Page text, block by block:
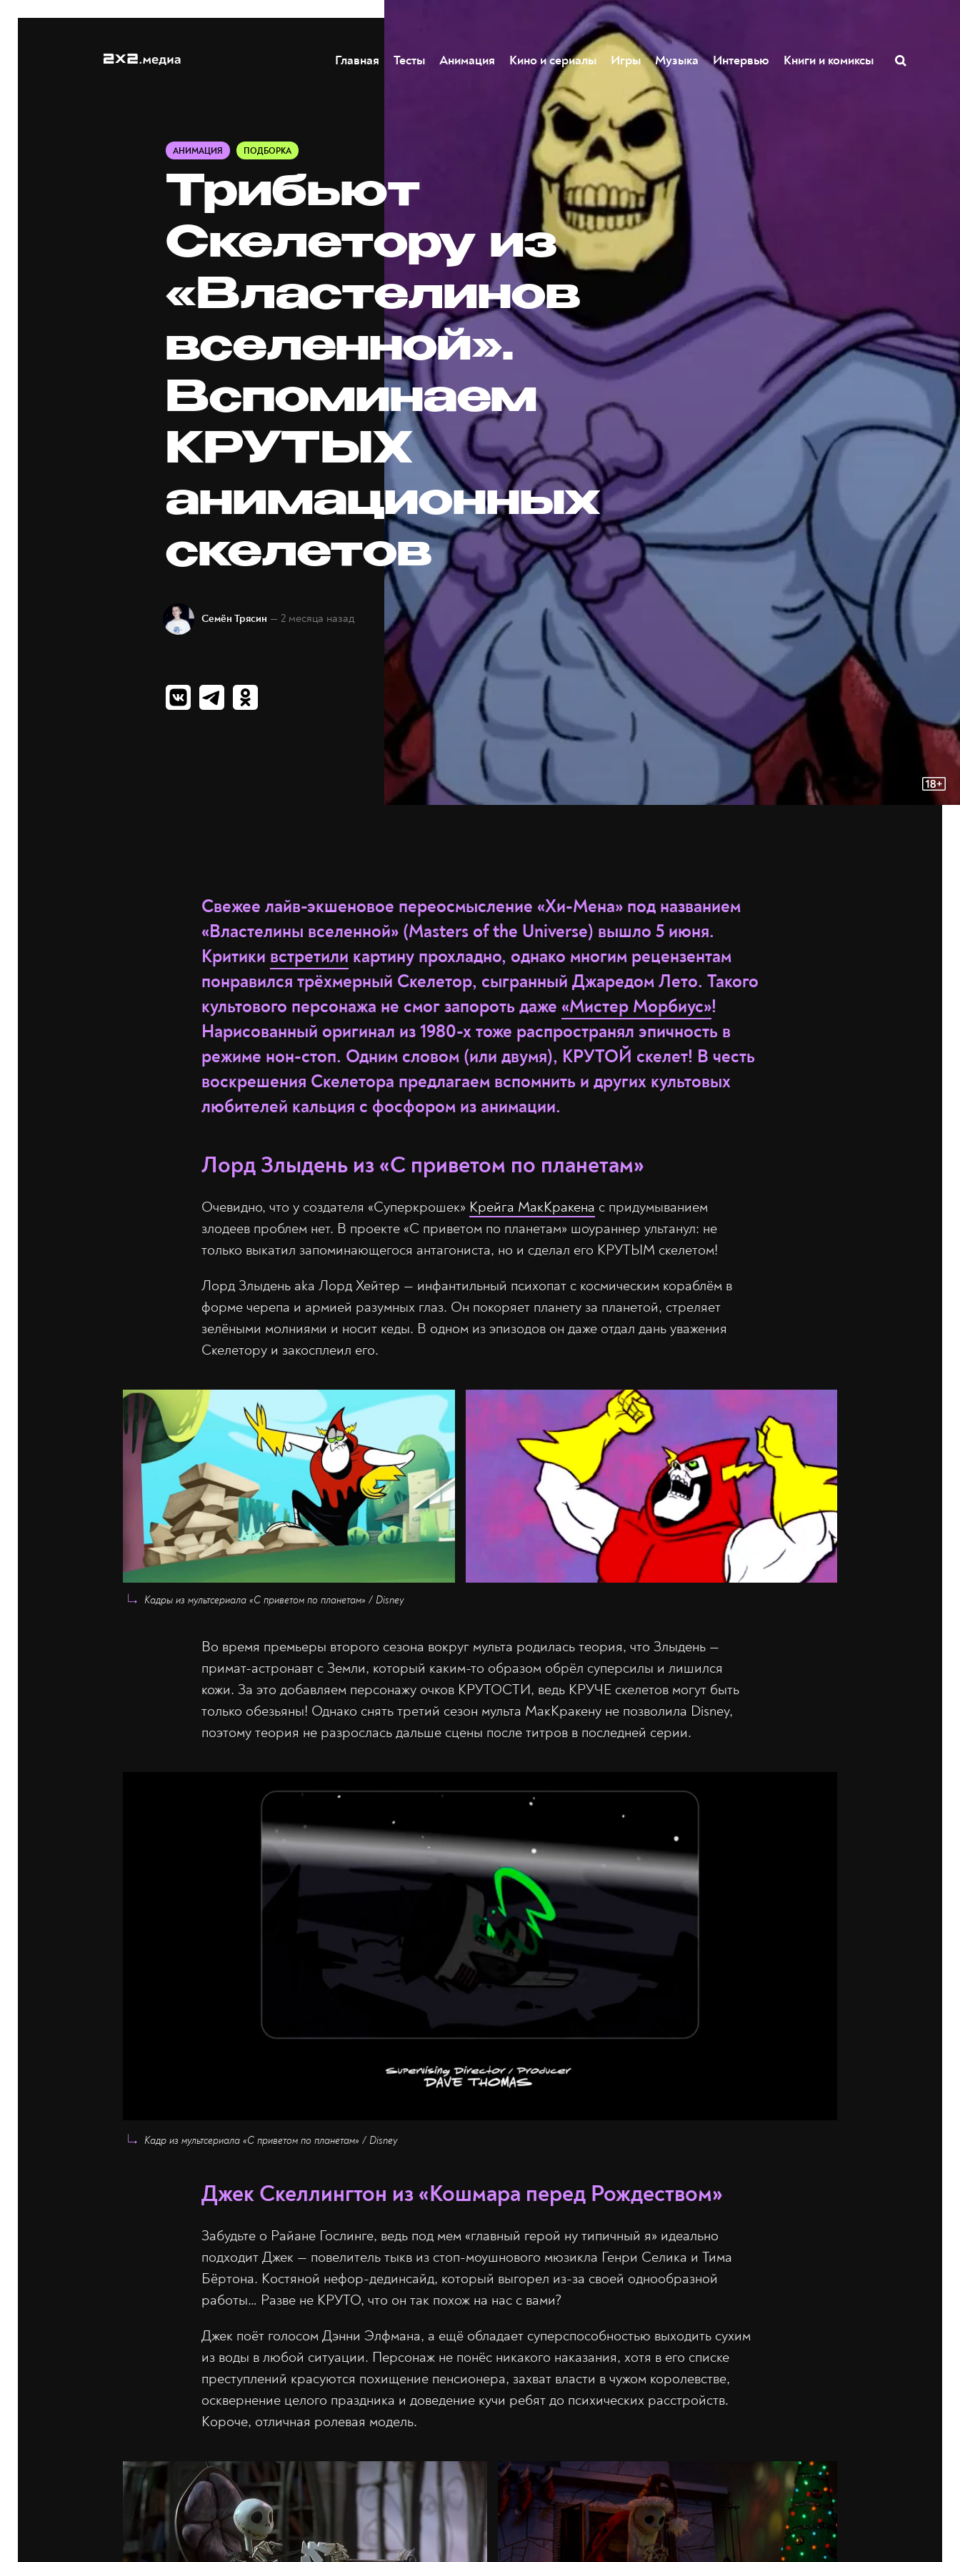
Главная Тесты Анимация Кино и сериалы Игры Музыка Интервью Книги и комиксы
АНИМАЦИЯ ПОДБОРКА
Трибьют
Скелетору из
«Властелинов
вселенной».
Вспоминаем
КРУТЫХ
анимационных
скелетов
Семён Трясин — 2 месяца назад
Свежее лайв-экшеновое переосмысление «Хи-Мена» под названием
«Властелины вселенной» (Masters of the Universe) вышло 5 июня.
Критики встретили картину прохладно, однако многим рецензентам
понравился трёхмерный Скелетор, сыгранный Джаредом Лето. Такого
культового персонажа не смог запороть даже «Мистер Морбиус»!
Нарисованный оригинал из 1980-х тоже распространял эпичность в
режиме нон-стоп. Одним словом (или двумя), КРУТОЙ скелет! В честь
воскрешения Скелетора предлагаем вспомнить и других культовых
любителей кальция с фосфором из анимации.
Лорд Злыдень из «С приветом по планетам»
Очевидно, что у создателя «Суперкрошек» Крейга МакКракена с придумыванием
злодеев проблем нет. В проекте «С приветом по планетам» шоураннер ультанул: не
только выкатил запоминающегося антагониста, но и сделал его КРУТЫМ скелетом!
Лорд Злыдень aka Лорд Хейтер — инфантильный психопат с космическим кораблём в
форме черепа и армией разумных глаз. Он покоряет планету за планетой, стреляет
зелёными молниями и носит кеды. В одном из эпизодов он даже отдал дань уважения
Скелетору и закосплеил его.
Кадры из мультсериала «С приветом по планетам» / Disney
Во время премьеры второго сезона вокруг мульта родилась теория, что Злыдень —
примат-астронавт с Земли, который каким-то образом обрёл суперсилы и лишился
кожи. За это добавляем персонажу очков КРУТОСТИ, ведь КРУЧЕ скелетов могут быть
только обезьяны! Однако снять третий сезон мульта МакКракену не позволила Disney,
поэтому теория не разрослась дальше сцены после титров в последней серии.
Кадр из мультсериала «С приветом по планетам» / Disney
Джек Скеллингтон из «Кошмара перед Рождеством»
Забудьте о Райане Гослинге, ведь под мем «главный герой ну типичный я» идеально
подходит Джек — повелитель тыкв из стоп-моушнового мюзикла Генри Селика и Тима
Бёртона. Костяной нефор-дединсайд, который выгорел из-за своей однообразной
работы… Разве не КРУТО, что он так похож на нас с вами?
Джек поёт голосом Дэнни Элфмана, а ещё обладает суперспособностью выходить сухим
из воды в любой ситуации. Персонаж не понёс никакого наказания, хотя в его списке
преступлений красуются похищение пенсионера, захват власти в чужом королевстве,
осквернение целого праздника и доведение кучи ребят до психических расстройств.
Короче, отличная ролевая модель.